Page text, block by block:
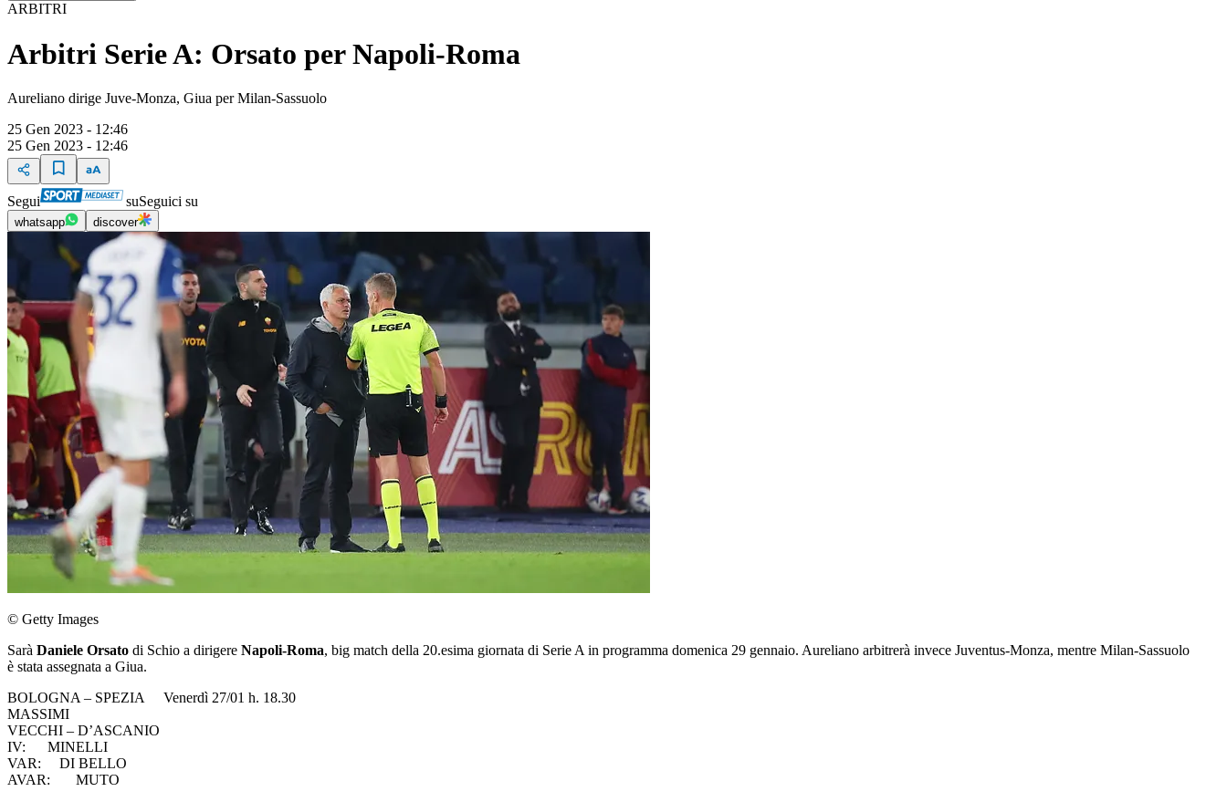
ARBITRI
Arbitri Serie A: Orsato per Napoli-Roma
Aureliano dirige Juve-Monza, Giua per Milan-Sassuolo
25 Gen 2023 - 12:46
25 Gen 2023 - 12:46
Segui suSeguici su
whatsapp discover
© Getty Images
Sarà Daniele Orsato di Schio a dirigere Napoli-Roma, big match della 20.esima giornata di Serie A in programma domenica 29 gennaio. Aureliano arbitrerà invece Juventus-Monza, mentre Milan-Sassuolo
è stata assegnata a Giua.
BOLOGNA – SPEZIA Venerdì 27/01 h. 18.30
MASSIMI
VECCHI – D’ASCANIO
IV: MINELLI
VAR: DI BELLO
AVAR: MUTO